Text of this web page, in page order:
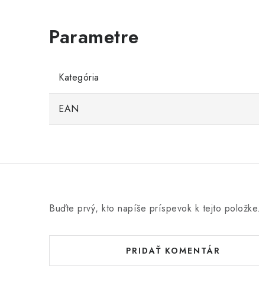
Kategória
EAN
Buďte prvý, kto napíše príspevok k tejto položke.
PRIDAŤ KOMENTÁR